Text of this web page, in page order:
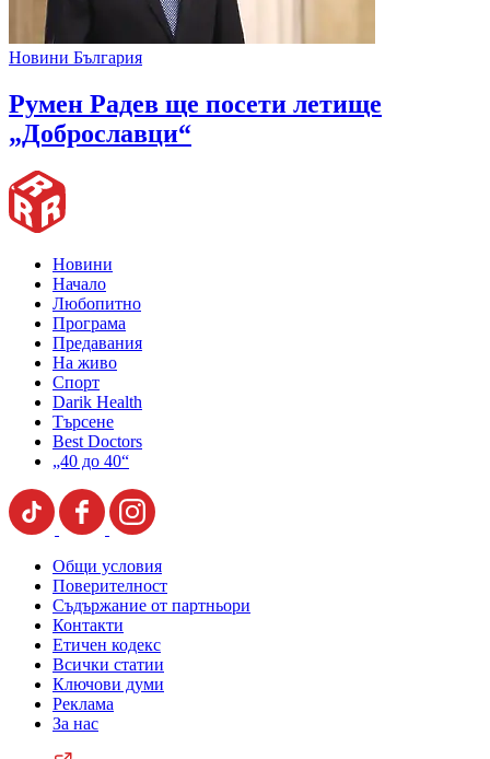
Новини България
Румен Радев ще посети летище
„Доброславци“
Новини
Начало
Любопитно
Програма
Предавания
На живо
Спорт
Darik Health
Търсене
Best Doctors
„40 до 40“
Общи условия
Поверителност
Съдържание от партньори
Контакти
Етичен кодекс
Всички статии
Ключови думи
Реклама
За нас